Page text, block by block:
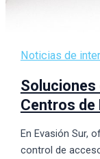
Noticias de
Soluciones
Centros de
En Evasión Sur,
control de